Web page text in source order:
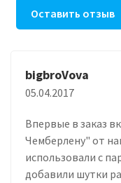
Оставить отзыв
bigbroVova
05.04.2017
Впервые в заказ
Чемберлену" от
использовали с
добавили шутки